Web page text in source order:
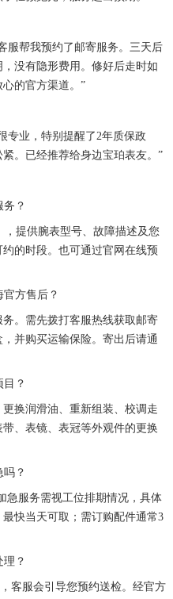
湖南省郴州市北湖区国庆北路宝珀售后服务中心（需提前预约）
湖南省衡阳市雁峰区解放路宝珀售后服务中心（需提前预约）
湖南省湘潭市雨湖区莲城大道宝珀售后服务中心（需提前预约）
湖南省岳阳市岳阳楼区东茅岭路宝珀售后服务中心（需提前预约）
湖南省张家界市永定区解放路宝珀售后服务中心（需提前预约）
甘肃省白银市白银区北京路宝珀售后服务中心（需提前预约）
甘肃省嘉峪关市雄关区新华中路宝珀售后服务中心（需提前预约）
甘肃省临夏市城南街道团结路宝珀售后服务中心（需提前预约）
甘肃省陇南市武都区人民路宝珀售后服务中心（需提前预约）
甘肃省天水市秦州区民主路宝珀售后服务中心（需提前预约）
服帮我预约了邮寄服务。三天后
没有隐形费用。修好后走时如
的官方渠道。”
专业，特别提醒了2年质保政
。已经推荐给身边宝珀表友。”
？
，提供腕表型号、故障描述及您
的时段。也可通过官网在线预
方售后？
。需先拨打客服热线获取邮寄
并购买运输保险。寄出后请通
？
换润滑油、重新组装、校调走
、表镜、表冠等外观件的更换
？
急服务需视工位排期情况，具体
快当天可取；需订购配件通常3
？
客服会引导您预约送检。经官方